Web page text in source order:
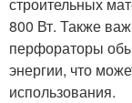
800 Вт. Также
перфораторы
энергии, что
использования.